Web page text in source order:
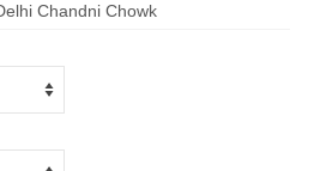
Chandni Chowk